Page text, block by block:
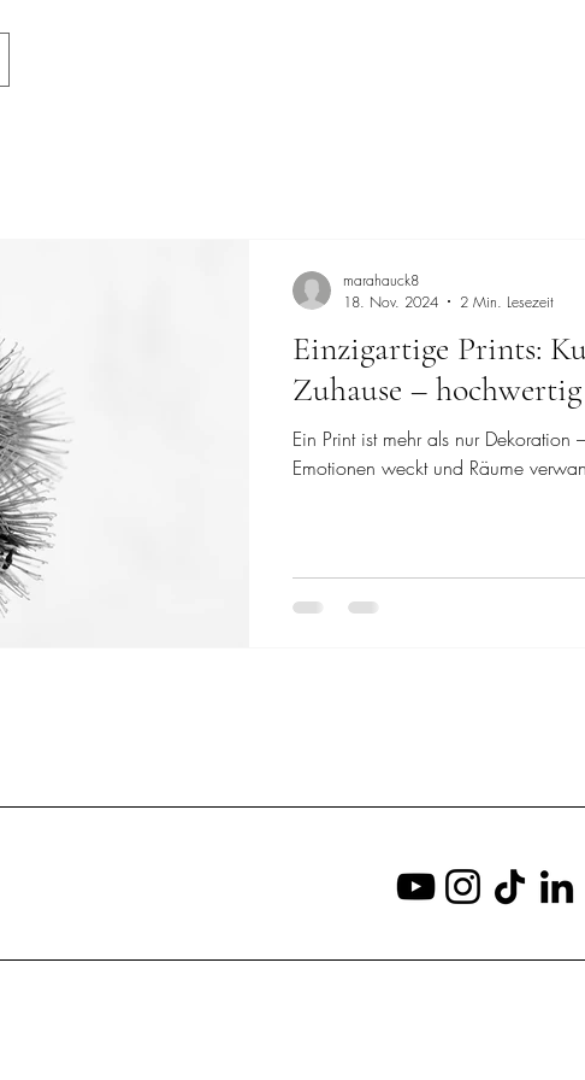
Einzigartige Prints:
Zuhause –
Ein Print ist mehr als nur Dekoration
Emotionen weckt und Räume
marahauck8
18. Nov. 2024
2 Min. Lesezeit